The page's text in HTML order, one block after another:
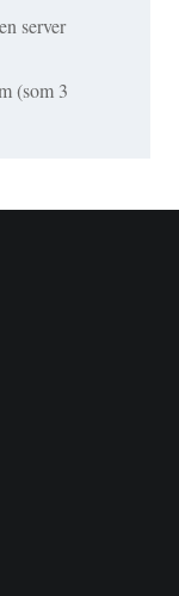
server
(som 3